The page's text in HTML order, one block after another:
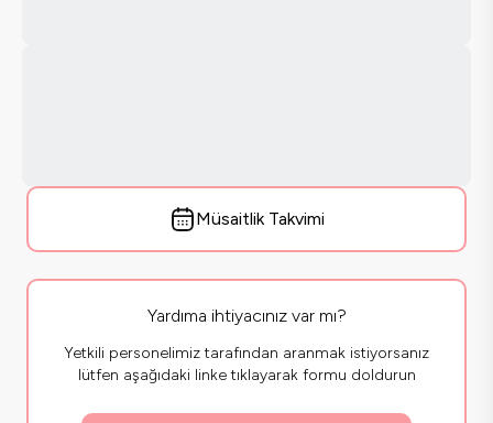
Müsaitlik Takvimi
Yardıma ihtiyacınız var mı?
Yetkili personelimiz tarafından aranmak istiyorsanız
lütfen aşağıdaki linke tıklayarak formu doldurun